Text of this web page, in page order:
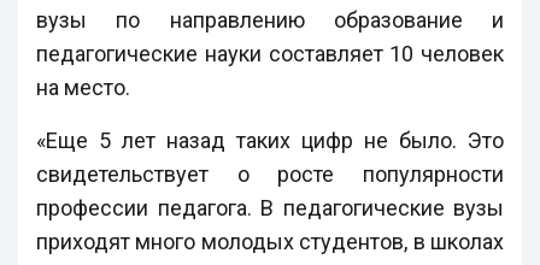
вузы по направлению образование и
педагогические науки составляет 10 человек
на место.
«Еще 5 лет назад таких цифр не было. Это
свидетельствует о росте популярности
профессии педагога. В педагогические вузы
приходят много молодых студентов, в школах